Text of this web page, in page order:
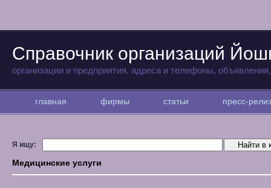
Справочник организаций
организации и предприятия, адреса и телефоны,
главная фирмы статьи пресс-
Я ищу:
Медицинские услуги